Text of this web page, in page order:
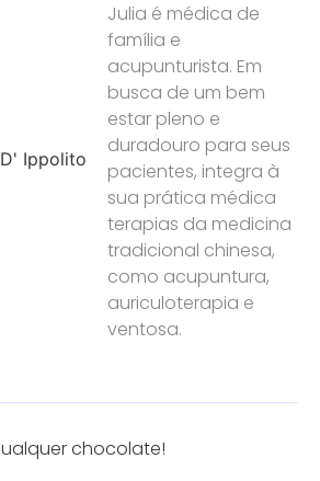
Julia é médica de
família e
acupunturista. Em
busca de um bem
estar pleno e
duradouro para seus
pacientes, integra à
sua prática médica
terapias da medicina
tradicional chinesa,
como acupuntura,
auriculoterapia e
ventosa.
chocolate!